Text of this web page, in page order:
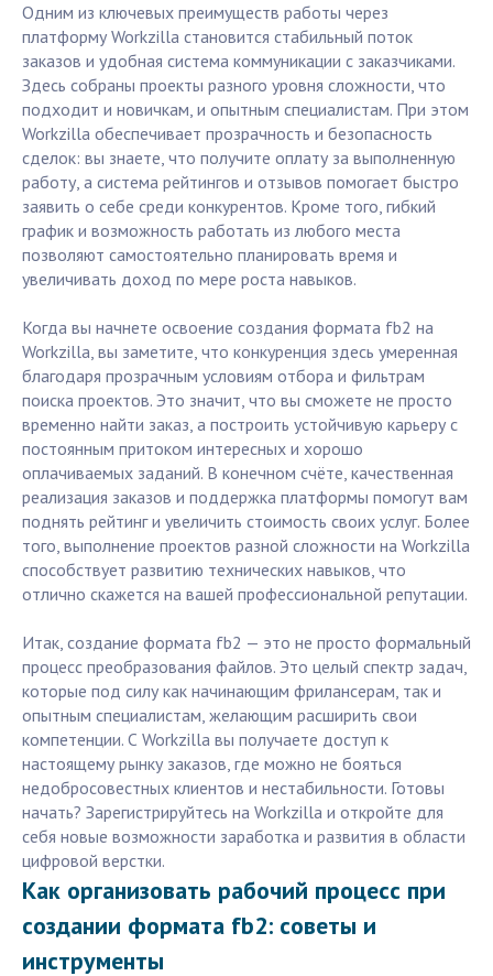
Одним из ключевых преимуществ работы через
платформу Workzilla становится стабильный поток
заказов и удобная система коммуникации с заказчиками.
Здесь собраны проекты разного уровня сложности, что
подходит и новичкам, и опытным специалистам. При этом
Workzilla обеспечивает прозрачность и безопасность
сделок: вы знаете, что получите оплату за выполненную
работу, а система рейтингов и отзывов помогает быстро
заявить о себе среди конкурентов. Кроме того, гибкий
график и возможность работать из любого места
позволяют самостоятельно планировать время и
увеличивать доход по мере роста навыков.
Когда вы начнете освоение создания формата fb2 на
Workzilla, вы заметите, что конкуренция здесь умеренная
благодаря прозрачным условиям отбора и фильтрам
поиска проектов. Это значит, что вы сможете не просто
временно найти заказ, а построить устойчивую карьеру с
постоянным притоком интересных и хорошо
оплачиваемых заданий. В конечном счёте, качественная
реализация заказов и поддержка платформы помогут вам
поднять рейтинг и увеличить стоимость своих услуг. Более
того, выполнение проектов разной сложности на Workzilla
способствует развитию технических навыков, что
отлично скажется на вашей профессиональной репутации.
Итак, создание формата fb2 — это не просто формальный
процесс преобразования файлов. Это целый спектр задач,
которые под силу как начинающим фрилансерам, так и
опытным специалистам, желающим расширить свои
компетенции. С Workzilla вы получаете доступ к
настоящему рынку заказов, где можно не бояться
недобросовестных клиентов и нестабильности. Готовы
начать? Зарегистрируйтесь на Workzilla и откройте для
себя новые возможности заработка и развития в области
цифровой верстки.
Как организовать рабочий процесс при
создании формата fb2: советы и
инструменты